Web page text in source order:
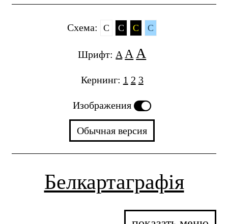
Cхема: C C C C
Шрифт: A A A
Кернинг: 1 2 3
Изображения
Обычная версия
Белкартаграфія